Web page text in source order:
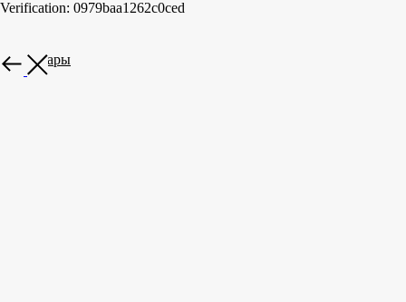
Verification: 0979baa1262c0ced
Все товары